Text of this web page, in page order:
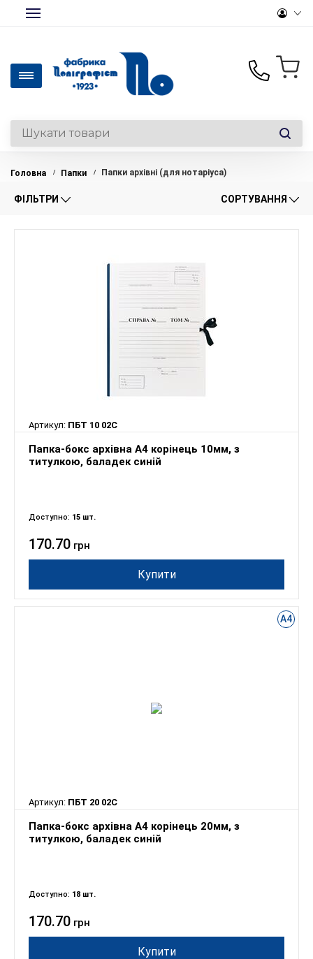
Офісний папір та
+380(50)330-28-14
Перерва: 13:00-14:00
Головна Папки Папки архівні (для нотаріуса)
ФІЛЬТРИ СОРТУВАННЯ
Артикул: ПБТ 10 02С
Папка-бокс архівна А4 корінець 10мм, з
титулкою, баладек синій
170.70 грн
Доступно: 15 шт.
Купити
А4
Артикул: ПБТ 20 02С
Папка-бокс архівна А4 корінець 20мм, з
титулкою, баладек синій
170.70 грн
Доступно: 18 шт.
Купити